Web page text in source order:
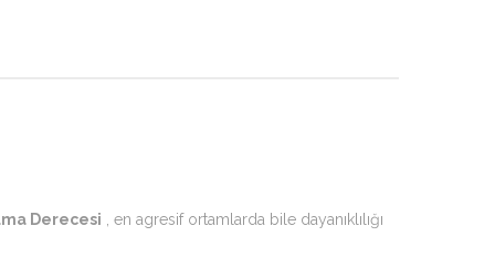
Derecesi , en agresif ortamlarda bile dayanıklılığı